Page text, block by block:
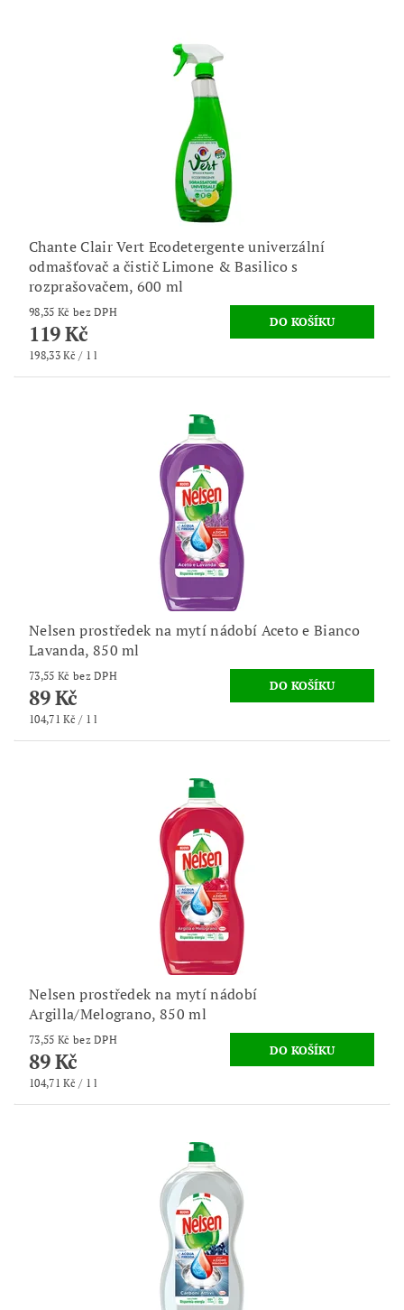
Chante Clair Vert Ecodetergente univerzální
odmašťovač a čistič Limone & Basilico s
rozprašovačem, 600 ml
98,35 Kč bez DPH
119 Kč
198,33 Kč / 1 l
Nelsen prostředek na mytí nádobí Aceto e Bianco
Lavanda, 850 ml
73,55 Kč bez DPH
89 Kč
104,71 Kč / 1 l
Nelsen prostředek na mytí nádobí
Argilla/Melograno, 850 ml
73,55 Kč bez DPH
89 Kč
104,71 Kč / 1 l